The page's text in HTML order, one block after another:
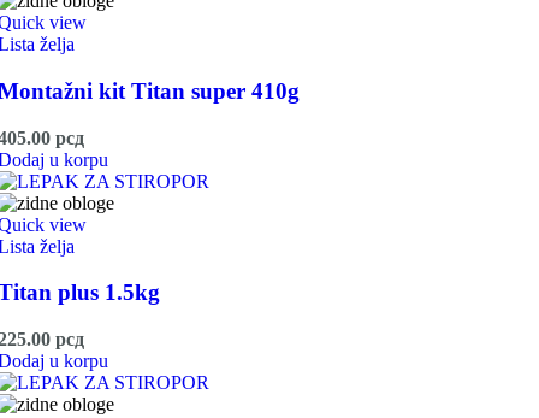
view
želja
kit Titan super 410g
рсд
u korpu
view
želja
plus 1.5kg
рсд
u korpu